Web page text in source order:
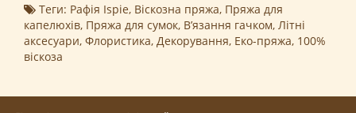
Теги: Рафія Ispie, Віскозна пряжа, Пряжа для
капелюхів, Пряжа для сумок, В’язання гачком, Літні
аксесуари, Флористика, Декорування, Еко-пряжа, 100%
віскоза